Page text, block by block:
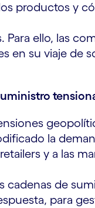
productos y
ello, las
en su viaje de
la
y a las
cadenas de
para